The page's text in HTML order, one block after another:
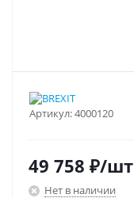
Артикул:4000120
49 758 ₽/шт
Нет в наличии